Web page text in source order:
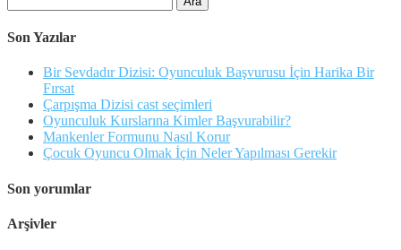
Son Yazılar
Bir Sevdadır Dizisi: Oyunculuk Başvurusu İçin Harika Bir
Fırsat
Çarpışma Dizisi cast seçimleri
Oyunculuk Kurslarına Kimler Başvurabilir?
Mankenler Formunu Nasıl Korur
Çocuk Oyuncu Olmak İçin Neler Yapılması Gerekir
Son yorumlar
Arşivler